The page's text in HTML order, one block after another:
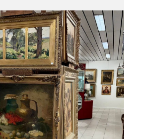
Laat uw huis
leegmaken
Aineffe, in het
volste